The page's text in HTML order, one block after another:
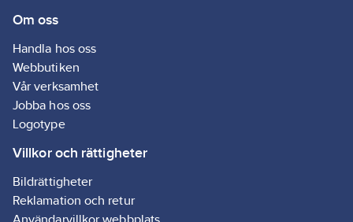
Om oss
Handla hos oss
Webbutiken
Vår verksamhet
Jobba hos oss
Logotype
Villkor och rättigheter
Bildrättigheter
Reklamation och retur